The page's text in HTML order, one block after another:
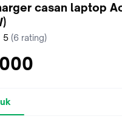
casan laptop
bintang
5 (6 rating)